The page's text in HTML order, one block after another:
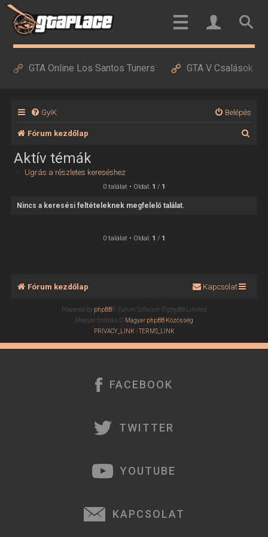
GTA Online Los Santos Tuners GTA V Csalások
GyIK Belépés
Fórum kezdőlap
Aktív témák
Ugrás a részletes kereséshez
0 találat • Oldal: 1 / 1
Nincs a keresési feltételeknek megfelelő találat.
0 találat • Oldal: 1 / 1
Fórum kezdőlap Kapcsolat
Powered by phpBB® Forum Software © phpBB Limited
Magyar fordítás ©
Magyar phpBB Közösség
PRIVACY_LINK| TERMS_LINK
FACEBOOK
TWITTER
YOUTUBE
KAPCSOLAT